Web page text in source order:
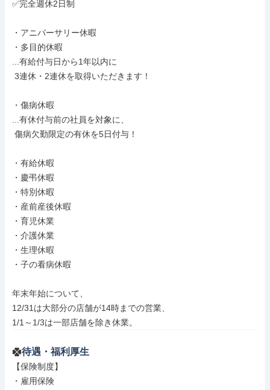
✅完全週休2日制
・アニバーサリー休暇
・多目的休暇
...有給付与日から1年以内に
・傷病休暇
...有休付与前の社員を対象に、
・有給休暇
・慶弔休暇
・特別休暇
・産前産後休暇
・育児休業
・介護休業
・生理休暇
・子の看病休暇
年末年始について、
12/31は大部分の店舗が14時までの営業、
1/1～1/3は一部店舗を除き休業。
待遇・福利厚生
【保険制度】
・雇用保険